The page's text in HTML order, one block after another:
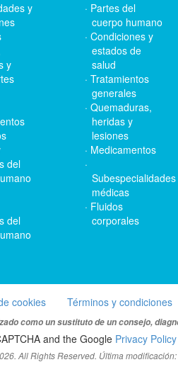
y
y
del
del
Partes del
cuerpo humano
Condiciones y
estados de
salud
Tratamientos
generales
Quemaduras,
heridas y
lesiones
Medicamentos
Subespecialidades
médicas
Fluidos
corporales
cookies Términos y condiciones
como un sustituto de un consejo,
and the Google Privacy Policy
All Rights Reserved. Última